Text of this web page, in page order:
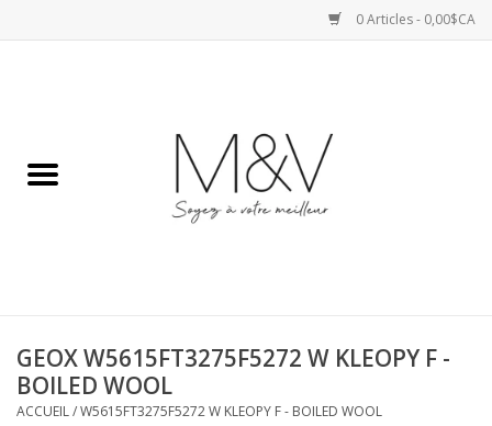
0 Articles - 0,00$CA
SPORTS
BAS
ACCESSOIRES
GEOX W5615FT3275F5272 W KLEOPY F -
BOILED WOOL
ACCUEIL/W5615FT3275F5272 W KLEOPY F - BOILED WOOL